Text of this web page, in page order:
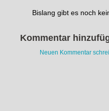
Bislang gibt es noch
Kommentar
Neuen Kommentar